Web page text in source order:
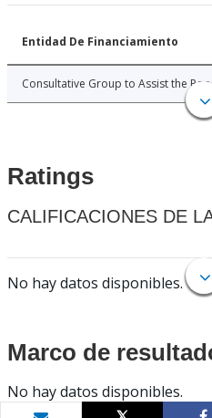
Entidad De Financiamiento
Consultative Group to Assist the
Ratings
CALIFICACIONES DE
No hay datos disponibles.
Marco de
No hay datos disponibles.